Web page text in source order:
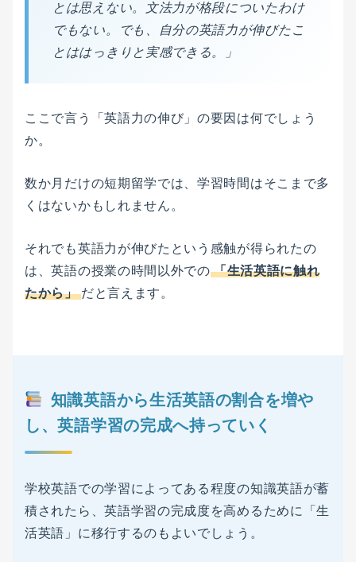
とは思えない。文法力が格段についたわけ
でもない。でも、自分の英語力が伸びたこ
とははっきりと実感できる。」
ここで言う「英語力の伸び」の要因は何でしょう
か。
数か月だけの短期留学では、学習時間はそこまで多
くはないかもしれません。
それでも英語力が伸びたという感触が得られたの
は、英語の授業の時間以外での 「生活英語に触れ
たから」 だと言えます。
知識英語から生活英語の割合を増や
し、英語学習の完成へ持っていく
学校英語での学習によってある程度の知識英語が蓄
積されたら、英語学習の完成度を高めるために「生
活英語」に移行するのもよいでしょう。